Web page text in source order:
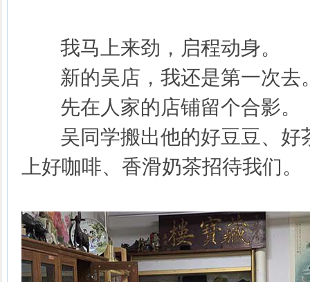
我马上来劲，启程动身。
新的吴店，我还是第一次去
先在人家的店铺留个合影。
吴同学搬出他的好豆豆、好
上好咖啡、香滑奶茶招待我们。